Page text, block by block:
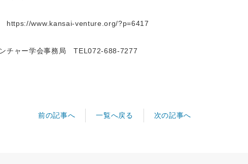
https://www.kansai-venture.org/?p=6417
ンチャー学会事務局 TEL072-688-7277
前の記事へ 一覧へ戻る 次の記事へ